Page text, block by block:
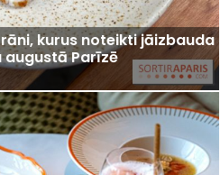
kurus noteikti jāizbauda
augustā Parīzē